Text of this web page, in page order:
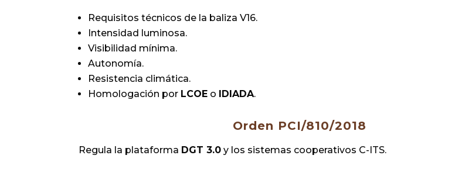
Requisitos técnicos de la baliza V16.
Intensidad luminosa.
Visibilidad mínima.
Autonomía.
Resistencia climática.
Homologación por LCOE o IDIADA.
Orden PCI/810/2018
Regula la plataforma DGT 3.0 y los sistemas cooperativos C-ITS.